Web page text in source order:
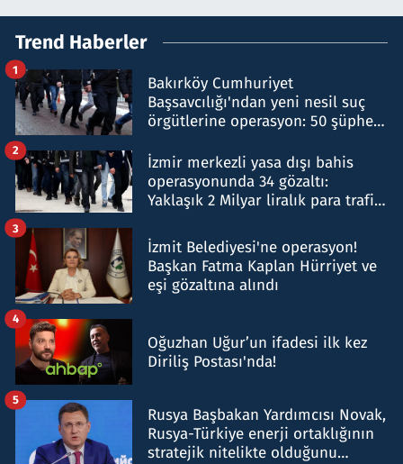
Trend Haberler
Bakırköy Cumhuriyet
Başsavcılığı'ndan yeni nesil suç
örgütlerine operasyon: 50 şüpheli
1
İzmir merkezli yasa dışı bahis
operasyonunda 34 gözaltı:
Yaklaşık 2 Milyar liralık para trafiği
2
İzmit Belediyesi'ne operasyon!
Başkan Fatma Kaplan Hürriyet ve
eşi gözaltına alındı
3
Oğuzhan Uğur’un ifadesi ilk kez
Diriliş Postası'nda!
4
Rusya Başbakan Yardımcısı Novak,
Rusya-Türkiye enerji ortaklığının
stratejik nitelikte olduğunu
5